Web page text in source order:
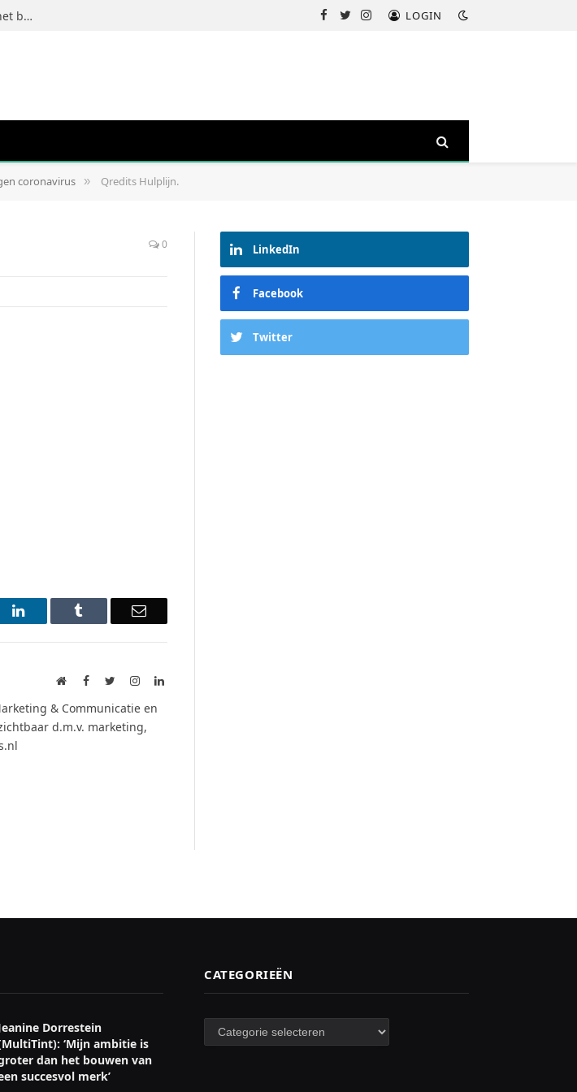
Jeanine Dorrestein (MultiTint): ‘Mijn ambitie is groter dan het bouwen van een succesvol merk’ Facebook
TwitterInstagramLOGIN
coronavirus » Qredits Hulplijn.
0
LinkedIn Email
WebsiteFacebookTwitterInstagramLinkedIn
& Communicatie en
d.m.v. marketing,
LinkedIn
Facebook
Twitter
Dorrestein
‘Mijn ambitie is
dan het bouwen van
succesvol merk’
CATEGORIEËN
Categorieën